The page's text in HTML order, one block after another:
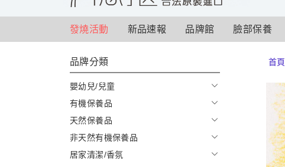
發燒活動 新品速報 品牌館 臉部保養
品牌分類
嬰幼兒/兒童
有機保養品
天然保養品
非天然有機保養品
居家清潔/香氛
首頁